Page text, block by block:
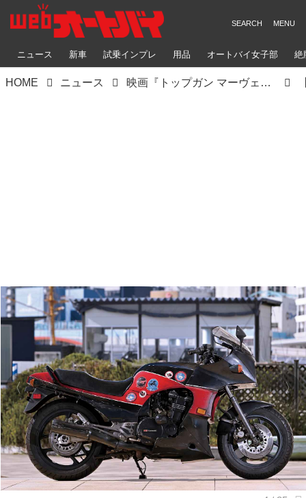
ニュース 新車 試乗インプレ 用品 オートバイ女子部 絶
HOME ニュース 映画『トップガン マーヴェリック』のバイクの車種は何？ トム・クルーズが駆った劇中登場車両2台を解説